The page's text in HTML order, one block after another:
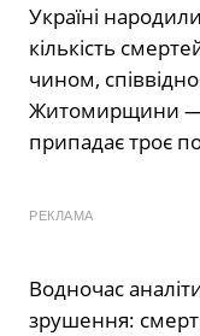
Україні
кількість
чином,
Житомирщини —
припадає троє
РЕКЛАМА
Водночас
зрушення: